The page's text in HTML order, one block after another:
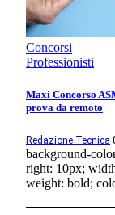
Concorsi
Professionisti
Maxi Concorso
prova da remoto
Redazione Tecnica
background-
right: 10px;
weight: bold;